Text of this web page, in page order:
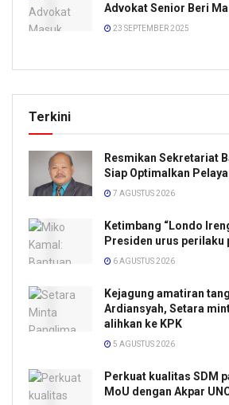
Advokat Senior Beri
23 SEPTEMBER 2025
Terkini
Resmikan Sekretariat
Siap Optimalkan
7 AGUSTUS 2026
Ketimbang “Londo
Presiden urus perilaku
6 AGUSTUS 2026
Kejagung amatiran
Ardiansyah, Setara
alihkan ke KPK
5 AGUSTUS 2026
Perkuat kualitas SDM
MoU dengan Akpar